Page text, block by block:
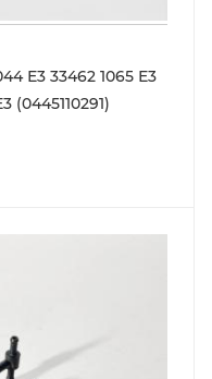
Е3 33462 1065 Е3
(0445110291)